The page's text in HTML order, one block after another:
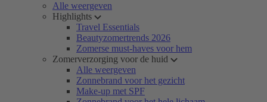
Alle weergeven
Highlights
Travel Essentials
Beautyzomertrends 2026
Zomerse must-haves voor hem
Zomerverzorging voor de huid
Alle weergeven
Zonnebrand voor het gezicht
Make-up met SPF